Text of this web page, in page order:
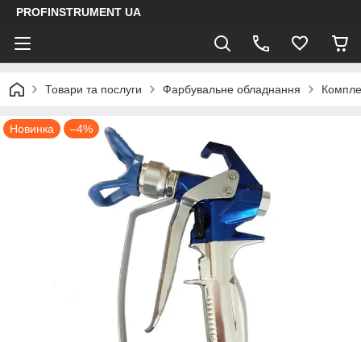
PROFINSTRUMENT UA
Товари та послуги Фарбувальне обладнання
Новинка –4%